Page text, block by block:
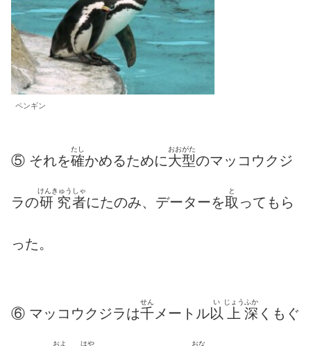
ペンギン
⑤ それを確
たし
かめるために大型
おおがた
のマッコウクジ
ラの研究
けんきゅう
者
しゃ
にたのみ、データーを取
と
ってもら
った。
⑥ マッコウクジラは千
せん
メートル以
い
上
じょう
深
ふか
くもぐ
およ はや おな